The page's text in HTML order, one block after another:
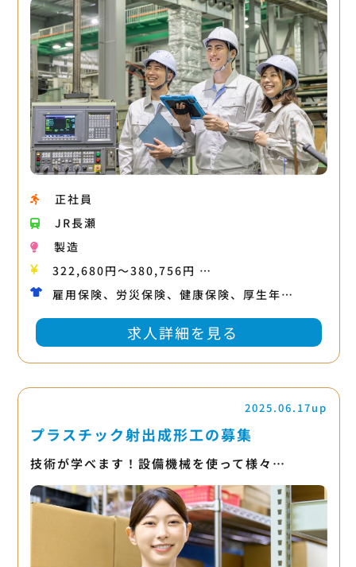
正社員
JR長瀬
製造
322,680円〜380,756円 …
雇用保険、労災保険、健康保険、厚生年…
求人詳細を見る
2025.06.17up
プラスチック射出成形工の募集
技術が学べます！設備機械を使って様々…